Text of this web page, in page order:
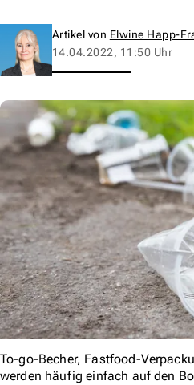
Artikel von Elwine Happ-
14.04.2022, 11:50 Uhr
To-go-Becher, Fastfood-
werden häufig einfach auf den